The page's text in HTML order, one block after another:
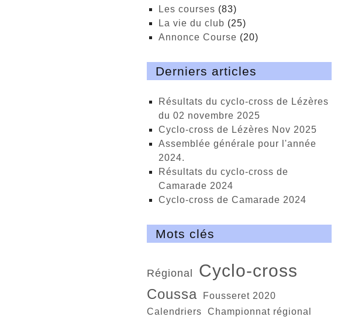
Les courses (83)
La vie du club (25)
Annonce Course (20)
Derniers articles
Résultats du cyclo-cross de Lézères
du 02 novembre 2025
cyclo-cross de Lézères Nov 2025
Assemblée générale pour l'année
2024.
Résultats du cyclo-cross de
Camarade 2024
Cyclo-cross de Camarade 2024
Mots clés
régional cyclo-cross
Coussa
Fousseret 2020
calendriers
championnat régional